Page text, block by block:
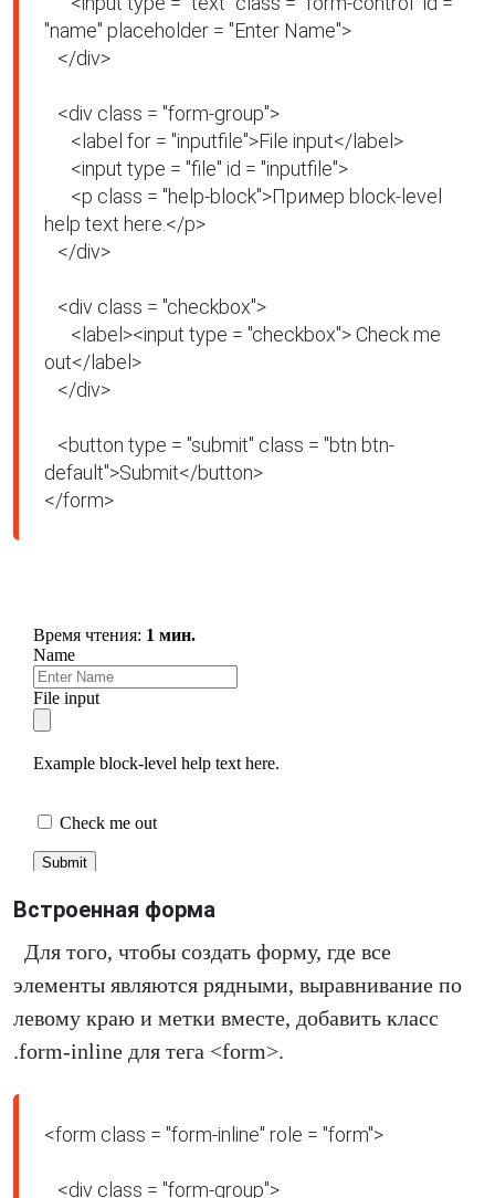
"name" placeholder = "Enter Name">
help text here.</p>
out</label>
default">Submit</button>
</form>
Встроенная форма
Для того, чтобы создать форму, где все
элементы являются рядными, выравнивание по
левому краю и метки вместе, добавить класс
.form-inline для тега <form>.
<form class = "form-inline" role = "form">